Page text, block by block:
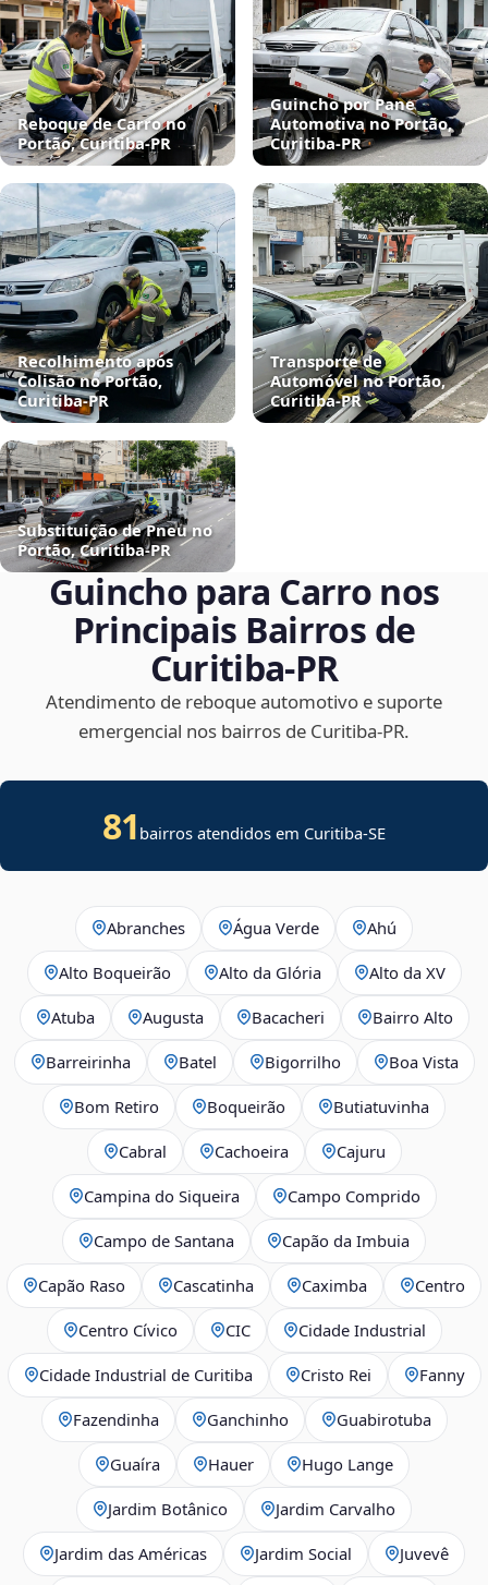
Reboque de Carro no
Portão, Curitiba‑PR
Guincho por Pane
Automotiva no Portão,
Curitiba‑PR
Recolhimento após
Colisão no Portão,
Curitiba‑PR
Transporte de
Automóvel no Portão,
Curitiba‑PR
Substituição de Pneu no
Portão, Curitiba‑PR
Guincho para Carro nos
Principais Bairros de
Curitiba‑PR
Atendimento de reboque automotivo e suporte
emergencial nos bairros de Curitiba‑PR.
81 bairros atendidos em Curitiba-SE
Abranches Água Verde Ahú
Alto Boqueirão Alto da Glória Alto da XV
Atuba Augusta Bacacheri Bairro Alto
Barreirinha Batel Bigorrilho Boa Vista
Bom Retiro Boqueirão Butiatuvinha
Cabral Cachoeira Cajuru
Campina do Siqueira Campo Comprido
Campo de Santana Capão da Imbuia
Capão Raso Cascatinha Caximba Centro
Centro Cívico CIC Cidade Industrial
Cidade Industrial de Curitiba Cristo Rei Fanny
Fazendinha Ganchinho Guabirotuba
Guaíra Hauer Hugo Lange
Jardim Botânico Jardim Carvalho
Jardim das Américas Jardim Social Juvevê